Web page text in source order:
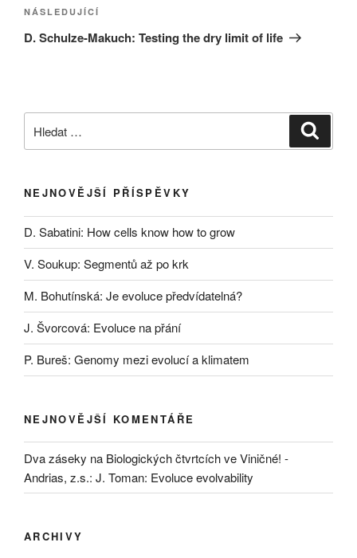
Následující
příspěvek
NÁSLEDUJÍCÍ
D. Schulze-Makuch: Testing the dry limit of life
NEJNOVĚJŠÍ PŘÍSPĚVKY
D. Sabatini: How cells know how to grow
V. Soukup: Segmentů až po krk
M. Bohutínská: Je evoluce předvídatelná?
J. Švorcová: Evoluce na přání
P. Bureš: Genomy mezi evolucí a klimatem
NEJNOVĚJŠÍ KOMENTÁŘE
Dva záseky na Biologických čtvrtcích ve Viničné! -
Andrias, z.s.: J. Toman: Evoluce evolvability
ARCHIVY